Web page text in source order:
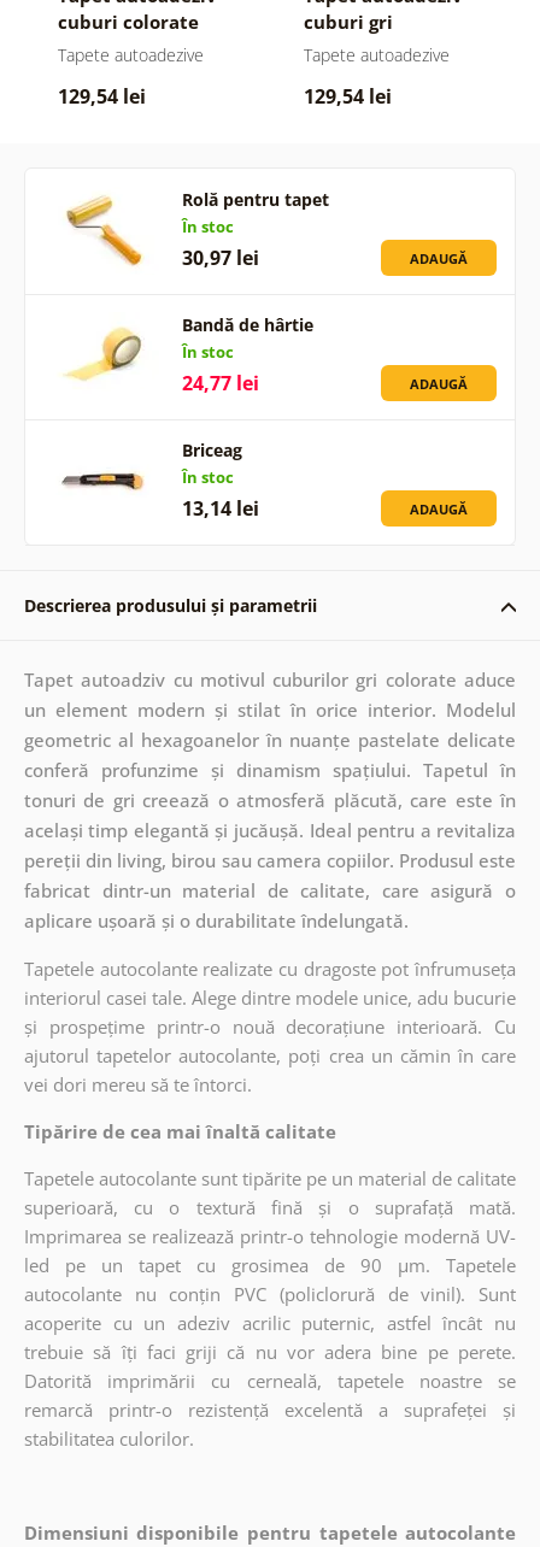
cuburi colorate
Tapete autoadezive
129,54 lei
cuburi gri
Tapete autoadezive
129,54 lei
Rolă pentru tapet
În stoc
30,97 lei ADAUGĂ
Bandă de hârtie
În stoc
24,77 lei ADAUGĂ
Briceag
În stoc
13,14 lei ADAUGĂ
Descrierea produsului și parametrii
Tapet autoadziv cu motivul cuburilor gri colorate aduce
un element modern și stilat în orice interior. Modelul
geometric al hexagoanelor în nuanțe pastelate delicate
conferă profunzime și dinamism spațiului. Tapetul în
tonuri de gri creează o atmosferă plăcută, care este în
același timp elegantă și jucăușă. Ideal pentru a revitaliza
pereții din living, birou sau camera copiilor. Produsul este
fabricat dintr-un material de calitate, care asigură o
aplicare ușoară și o durabilitate îndelungată.
Tapetele autocolante realizate cu dragoste pot înfrumuseța
interiorul casei tale. Alege dintre modele unice, adu bucurie
și prospețime printr-o nouă decorațiune interioară. Cu
ajutorul tapetelor autocolante, poți crea un cămin în care
vei dori mereu să te întorci.
Tipărire de cea mai înaltă calitate
Tapetele autocolante sunt tipărite pe un material de calitate
superioară, cu o textură fină și o suprafață mată.
Imprimarea se realizează printr-o tehnologie modernă UV-
led pe un tapet cu grosimea de 90 µm. Tapetele
autocolante nu conțin PVC (policlorură de vinil). Sunt
acoperite cu un adeziv acrilic puternic, astfel încât nu
trebuie să îți faci griji că nu vor adera bine pe perete.
Datorită imprimării cu cerneală, tapetele noastre se
remarcă printr-o rezistență excelentă a suprafeței și
stabilitatea culorilor.
Dimensiuni disponibile pentru tapetele autocolante